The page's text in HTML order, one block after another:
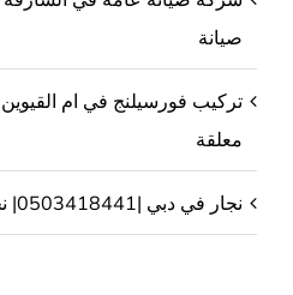
صيانة
معلقة
نجار في دبي |0503418441| نجار رخيص في دبي